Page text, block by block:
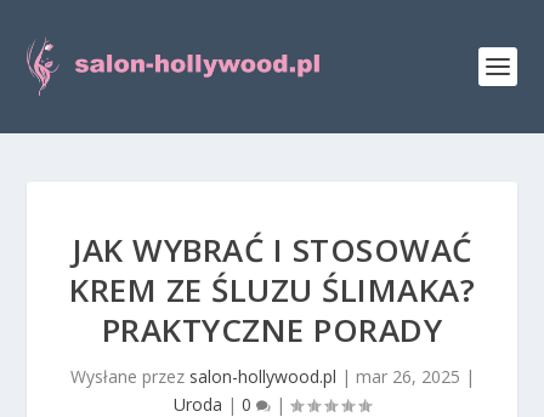
JAK WYBRAĆ I STOSOWAĆ
KREM ZE ŚLUZU ŚLIMAKA?
PRAKTYCZNE PORADY
Wysłane przez salon-hollywood.pl | mar 26, 2025 |
Uroda | 0 |